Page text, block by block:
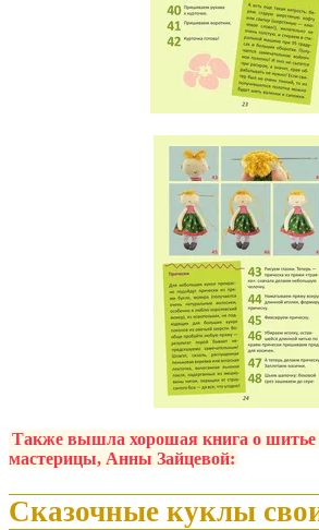
Также вышла хорошая книга о шитье
мастерицы, Анны Зайцевой:
Сказочные куклы